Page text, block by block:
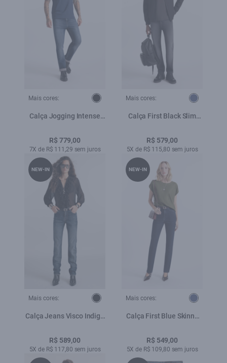
Mais cores:
Calça Jogging Intense
Tie Dye
R$ 779,00
7X de R$ 111,29 sem juros
Mais cores:
Calça First Black Slim
R$ 579,00
5X de R$ 115,80 sem juros
Mais cores:
Calça Jeans Visco Indigo
Lav.Escuro C/ Matiz+3d
R$ 589,00
5X de R$ 117,80 sem juros
NEW-IN
Mais cores:
Calça First Blue Skinny
R$ 549,00
5X de R$ 109,80 sem juros
NEW-IN